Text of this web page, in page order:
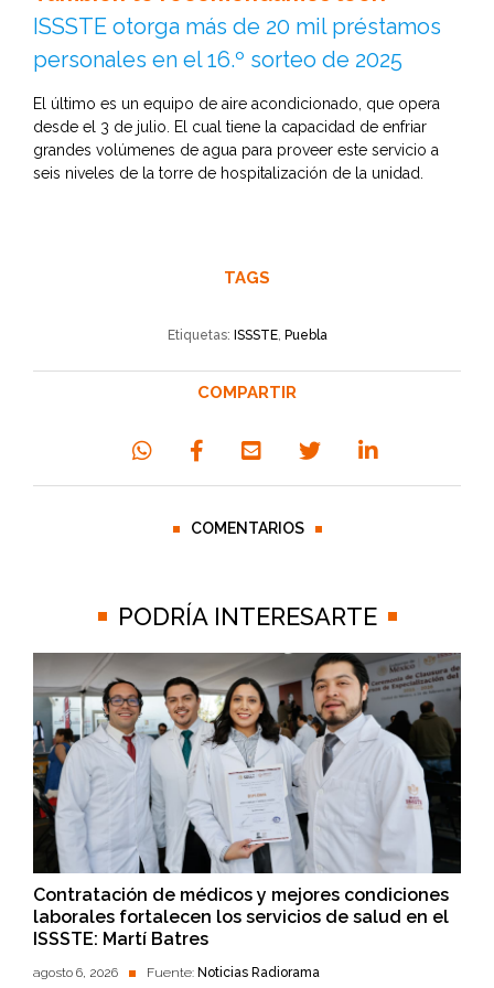
ISSSTE otorga más de 20 mil préstamos
personales en el 16.º sorteo de 2025
El último es un equipo de aire acondicionado, que opera
desde el 3 de julio. El cual tiene la capacidad de enfriar
grandes volúmenes de agua para proveer este servicio a
seis niveles de la torre de hospitalización de la unidad.
TAGS
Etiquetas: ISSSTE, Puebla
COMPARTIR
COMENTARIOS
PODRÍA INTERESARTE
Contratación de médicos y mejores condiciones
laborales fortalecen los servicios de salud en el
ISSSTE: Martí Batres
agosto 6, 2026 Fuente: Noticias Radiorama